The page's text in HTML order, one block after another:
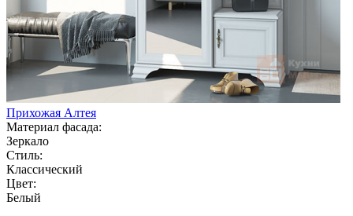
Прихожая Алтея
Материал фасада:
Зеркало
Стиль:
Классический
Цвет:
Белый